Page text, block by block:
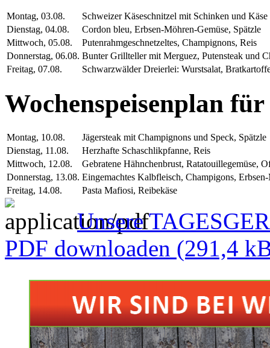
Montag, 03.08.
Schweizer Käseschnitzel mit Schinken und
Dienstag, 04.08.
Cordon bleu, Erbsen-Möhren-Gemüse, Spätzle
Mittwoch, 05.08.
Putenrahmgeschnetzeltes, Champignons, Reis
Donnerstag, 06.08. Bunter Grillteller mit Merguez, Putensteak und
Freitag, 07.08.
Schwarzwälder Dreierlei: Wurstsalat,
Wochenspeisenplan
Montag, 10.08.
Jägersteak mit Champignons und Speck, Spätzle
Dienstag, 11.08.
Herzhafte Schaschlikpfanne, Reis
Mittwoch, 12.08.
Gebratene Hähnchenbrust, Ratatouillegemüse,
Donnerstag, 13.08. Eingemachtes Kalbfleisch, Champigons,
Freitag, 14.08.
Pasta Mafiosi, Reibekäse
Unsere
PDF downloaden (291,4